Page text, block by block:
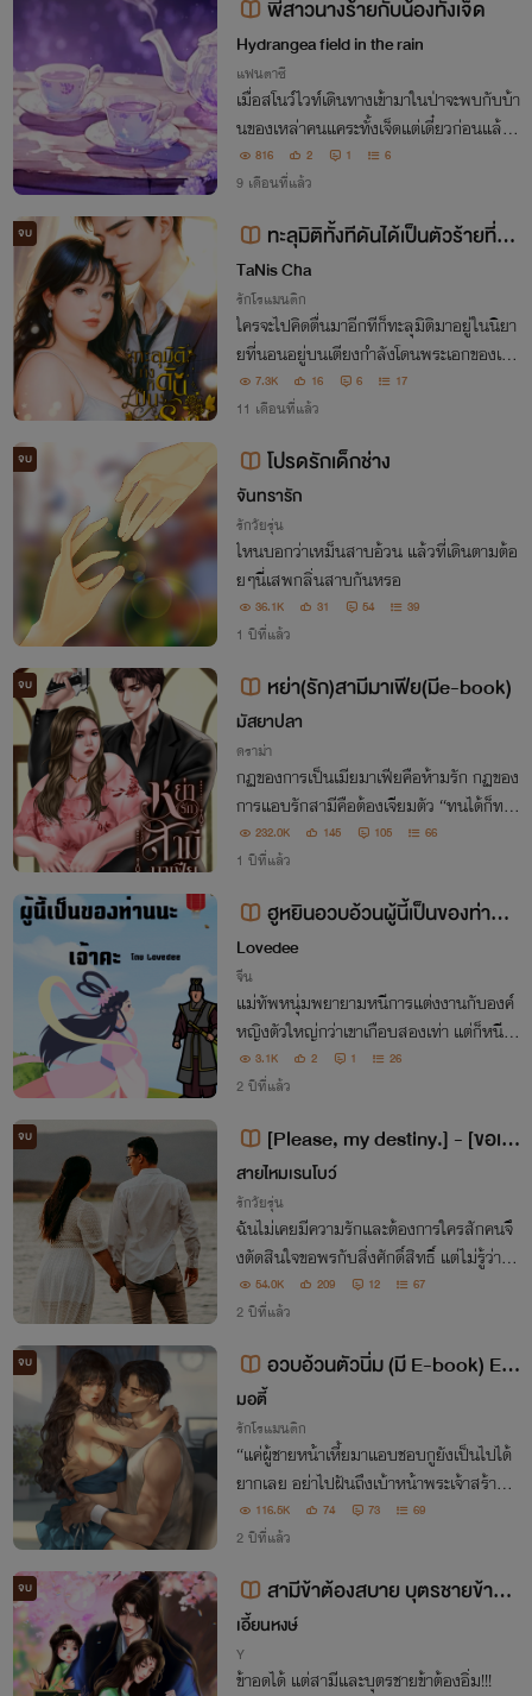
พี่สาวนางร้ายกับน้องทั้งเจ็ด
Hydrangea field in the rain
แฟนตาซี
เมื่อสโนว์ไวท์เดินทางเข้ามาในป่าจะพบกับบ้า
นของเหล่าคนแคระทั้งเจ็ดแต่เดี๋ยวก่อนแล้ว
ทำไมฉันมาเลี้ยงต้องมาเลี้ยงดูน้องทั้งเจ็ดค
นด้วยตัวคนเดียวด้วย
816 2 1 6
9 เดือนที่แล้ว
จบ
ทะลุมิติทั้งทีดันได้เป็นตัวร้ายที่รอ
วันตาย
TaNis Cha
รักโรแมนติก
ใครจะไปคิดตื่นมาอีกทีก็ทะลุมิติมาอยู่ในนิยา
ยที่นอนอยู่บนเตียงกำลังโดนพระเอกของเรื่อ
งจัดหนักแถมยังเป็นคู่หมั้นที่พระเอกเกลียด
ยิ่งกว่ากิ้งกือไส้เดือน นอกจากต้องรีบสลัดพ
7.3K 16 6 17
11 เดือนที่แล้ว
จบ โปรดรักเด็กช่าง
จันทรารัก
รักวัยรุ่น
ไหนบอกว่าเหม็นสาบอ้วน แล้วที่เดินตามต้อ
ยๆนี่เสพกลิ่นสาบกันหรอ
36.1K 31 54 39
1 ปีที่แล้ว
จบ หย่า(รัก)สามีมาเฟีย(มีe-book)
มัสยาปลา
ดราม่า
กฏของการเป็นเมียมาเฟียคือห้ามรัก กฏของ
การแอบรักสามีคือต้องเจียมตัว “ทนได้ก็ทน
ทนไม่ได้เธอก็ไปซะ”
232.0K 145 105 66
1 ปีที่แล้ว
ฮูหยินอวบอ้วนผู้นี้เป็นของท่านน
ะเจ้าคะ
Lovedee
จีน
แม่ทัพหนุ่มพยายามหนีการแต่งงานกับองค์
หญิงตัวใหญ่กว่าเขาเกือบสองเท่า แต่ก็หนีไม่
พ้นจำต้องแต่งงาน
3.1K 2 1 26
2 ปีที่แล้ว
จบ
[Please, my destiny.] - [ขอเถ
อะ ใครสักคนมารักฉันที]
สายไหมเรนโบว์
รักวัยรุ่น
ฉันไม่เคยมีความรักและต้องการใครสักคนจึ
งตัดสินใจขอพรกับสิ่งศักดิ์สิทธิ์ แต่ไม่รู้ว่าสว
รรค์ต้องการแกล้งกันหรืออะไร แทนที่จะส่งค
วามรักมา แต่ทำไมถึงส่งตัวหายนะมาแทน ไ
54.0K 209 12 67
2 ปีที่แล้ว
จบ
อวบอ้วนตัวนิ่ม (มี E-book) EN
D
มอตี้
รักโรแมนติก
“แค่ผู้ชายหน้าเหี้ยมาแอบชอบกูยังเป็นไปได้
ยากเลย อย่าไปฝันถึงเบ้าหน้าพระเจ้าสร้างแ
บบนั้น มันดูเพ้อเนาะ มึงจะบอกว่าเพื่อนมึงส
วยมากจนทำให้น้องเขามาชอบเหรอ ละคร!”
116.5K 74 73 69
2 ปีที่แล้ว
จบ
สามีข้าต้องสบาย บุตรชายข้าต้อ
งอวบอ้วน!!
เอี้ยนหงษ์
Y
ข้าอดได้ แต่สามีและบุตรชายข้าต้องอิ่ม!!!